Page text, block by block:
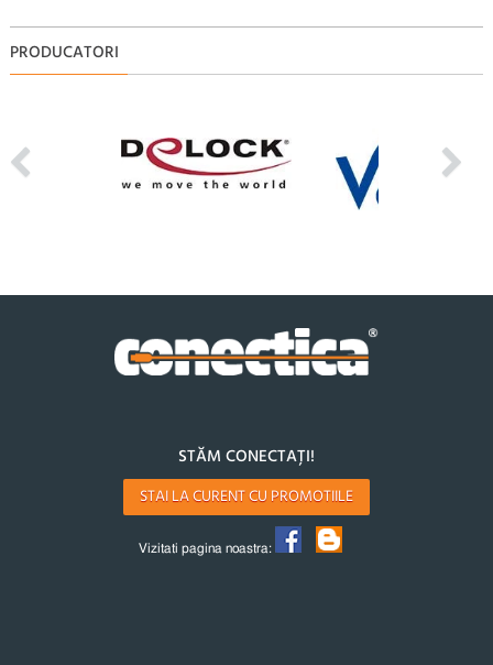
PRODUCATORI
STĂM CONECTAȚI!
STAI LA CURENT CU PROMOTIILE
Vizitati pagina noastra: